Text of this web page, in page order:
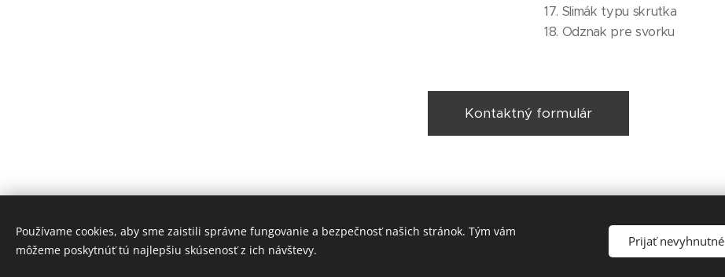
17. Slimák typu skrutka
18. Odznak pre svorku
Kontaktný formulár
© 2021 Jozef Škrobák - STRECHY JS
Cookies
Používame cookies, aby sme zaistili správne fungovanie a bezpečnosť našich stránok. Tým vám
môžeme poskytnúť tú najlepšiu skúsenosť z ich návštevy.
Prijať nevyhnutné